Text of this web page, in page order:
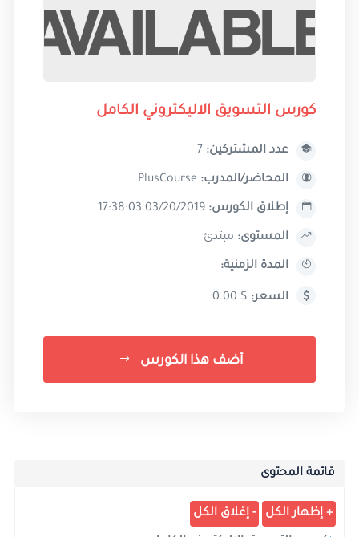
كورس التسويق الاليكتروني الكامل
عدد المشتركين:
المحاضر/المدرب:
إطلاق الكورس:
المستوى: مبتدئ
المدة الزمنية:
السعر: $ 0.00
أضف هذا الكورس
قائمة المحتوى